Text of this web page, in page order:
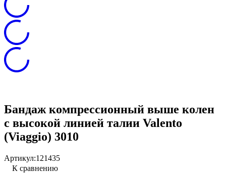
Бандаж компрессионный выше колен
с высокой линией талии Valento
(Viaggio) 3010
Артикул:121435
К сравнению